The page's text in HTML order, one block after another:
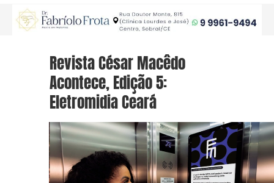
Revista César Macêdo
Acontece, Edição 5:
Eletromidia Ceará